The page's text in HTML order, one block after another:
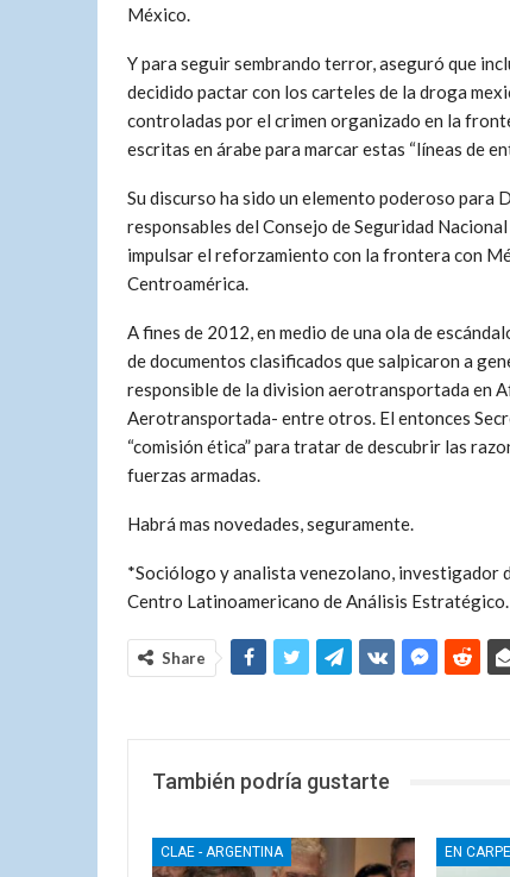
México.
Y para seguir sembrando terror, aseguró que
decidido pactar con los carteles de la droga
controladas por el crimen organizado en la
escritas en árabe para marcar estas “líneas de
Su discurso ha sido un elemento poderoso para
responsables del Consejo de Seguridad
impulsar el reforzamiento con la frontera con
Centroamérica.
A fines de 2012, en medio de una ola de
de documentos clasificados que salpicaron a
responsible de la division aerotransportada en
Aerotransportada- entre otros. El entonces
“comisión ética” para tratar de descubrir las
fuerzas armadas.
Habrá mas novedades, seguramente.
*Sociólogo y analista venezolano, investigador
Centro Latinoamericano de Análisis Estratégico.
Share
También podría gustarte
CLAE - ARGENTINA EN